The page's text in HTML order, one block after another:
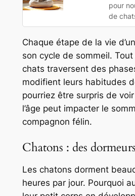
pour
de
Chaque étape de la vie
son cycle de sommeil.
chats traversent des
modifient leurs habitudes
pourriez être surpris de
l’âge peut impacter le
compagnon félin.
Chatons : des
Les chatons dorment
heures par jour. Pourquoi